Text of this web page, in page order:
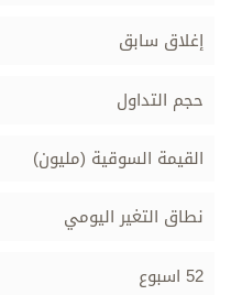
إغلاق سابق
حجم التداول
القيمة السوقية (مليون)
نطاق التغير اليومي
52 اسبوع